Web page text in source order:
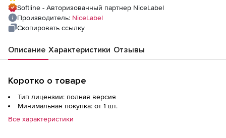
Softline - Авторизованный партнер NiceLabel
Производитель: NiceLabel
Скопировать ссылку
Описание Характеристики Отзывы
Коротко о товаре
Тип лицензии: полная версия
Минимальная покупка: от 1 шт.
Все характеристики